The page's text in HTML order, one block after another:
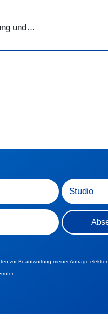
und…
zur Beantwortung meiner Anfrage